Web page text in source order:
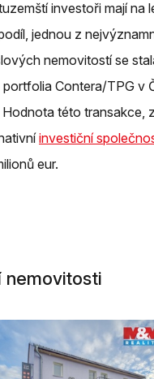
investoři mají na
jednou z
nemovitostí se
Contera/TPG v
této transakce,
investiční
eur.
nemovitosti